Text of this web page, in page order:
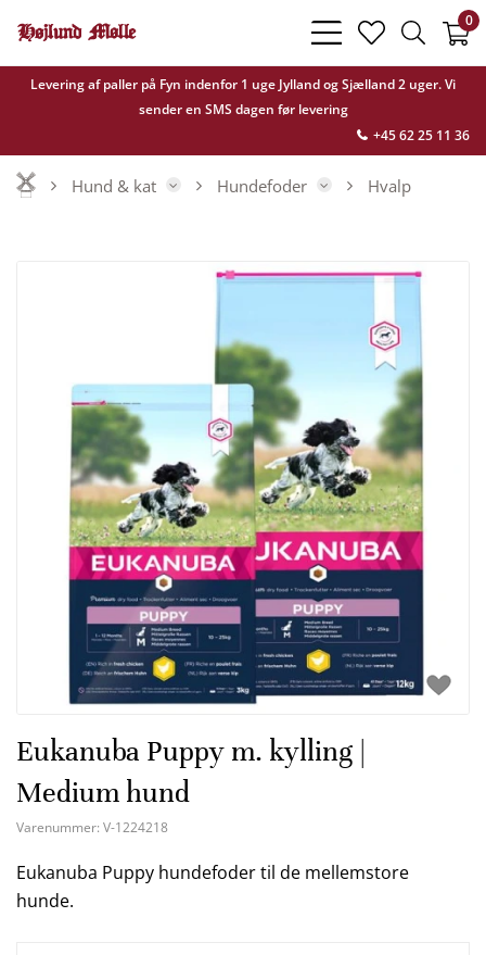
Levering af paller på Fyn indenfor 1 uge Jylland og Sjælland 2 uger. Vi
sender en SMS dagen før levering
+45 62 25 11 36
bars
light
heart
light
search
light
0
Hund & kat Hundefoder Hvalp
Eukanuba Puppy m. kylling |
Medium hund
Varenummer: V-1224218
Eukanuba Puppy hundefoder til de mellemstore
hunde.